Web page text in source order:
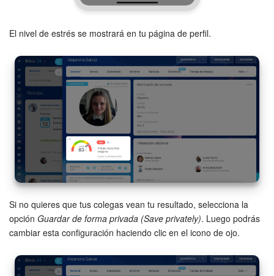
El nivel de estrés se mostrará en tu página de perfil.
Si no quieres que tus colegas vean tu resultado, selecciona la
opción Guardar de forma privada (Save privately). Luego podrás
cambiar esta configuración haciendo clic en el icono de ojo.